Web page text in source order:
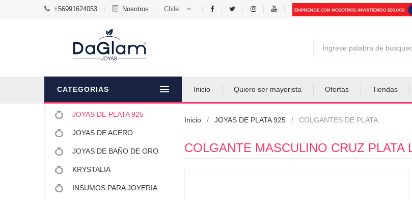
+56991624053 Nosotros Chile
CATEGORIAS Inicio Quiero ser mayorista Ofertas Tiendas
JOYAS DE PLATA 925
JOYAS DE ACERO
JOYAS DE BAÑO DE ORO
KRYSTALIA
INSUMOS PARA JOYERIA
Inicio JOYAS DE PLATA 925 COLGANTES DE PLATA